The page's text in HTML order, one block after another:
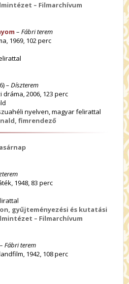
– Filmarchívum
–Fábri terem
1969, 102 perc
–Díszterem
2006, 123 perc
nyelven, magyar felirattal
fimrendező
1948, 83 perc
gyűjteményezési és kutatási
– Filmarchívum
Fábri terem
1942, 108 perc